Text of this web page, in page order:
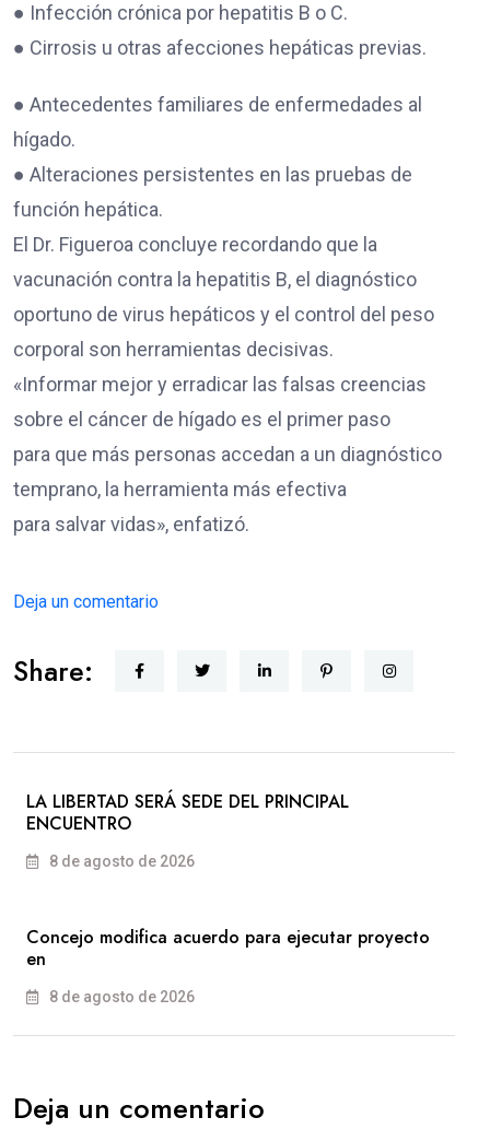
● Infección crónica por hepatitis B o C.
● Cirrosis u otras afecciones hepáticas previas.
● Antecedentes familiares de enfermedades al
hígado.
● Alteraciones persistentes en las pruebas de
función hepática.
El Dr. Figueroa concluye recordando que la
vacunación contra la hepatitis B, el diagnóstico
oportuno de virus hepáticos y el control del peso
corporal son herramientas decisivas.
«Informar mejor y erradicar las falsas creencias
sobre el cáncer de hígado es el primer paso
para que más personas accedan a un diagnóstico
temprano, la herramienta más efectiva
para salvar vidas», enfatizó.
Deja un comentario
Share:
LA LIBERTAD SERÁ SEDE DEL PRINCIPAL
ENCUENTRO
8 de agosto de 2026
Concejo modifica acuerdo para ejecutar proyecto
en
8 de agosto de 2026
Deja un comentario